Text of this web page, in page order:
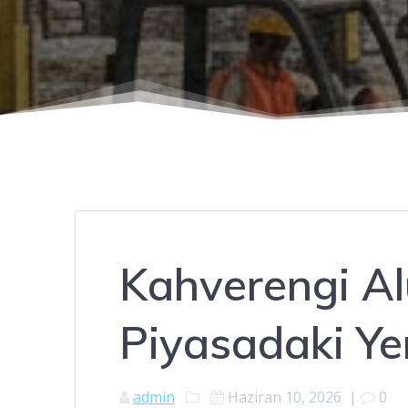
Kahverengi
Piyasadaki
admin Haziran 10, 2026 | 0